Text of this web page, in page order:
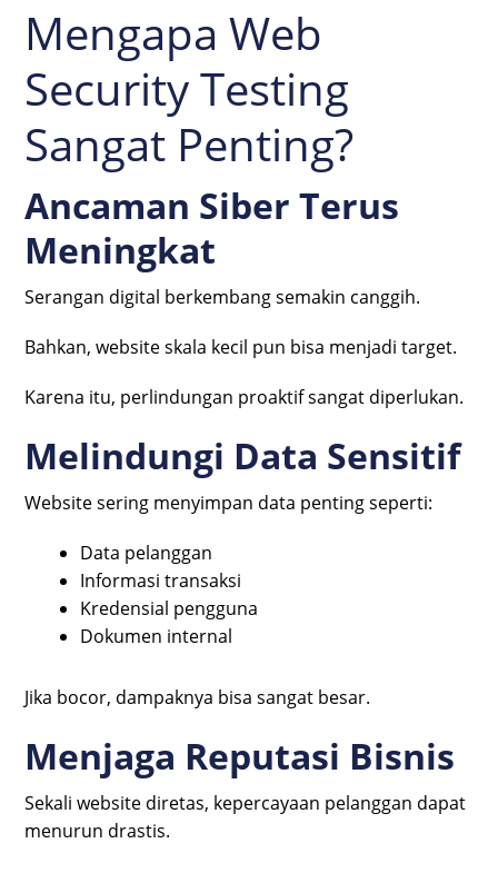
Mengapa Web
Security Testing
Sangat Penting?
Ancaman Siber Terus
Meningkat
Serangan digital berkembang semakin canggih.
Bahkan, website skala kecil pun bisa menjadi target.
Karena itu, perlindungan proaktif sangat diperlukan.
Melindungi Data Sensitif
Website sering menyimpan data penting seperti:
Data pelanggan
Informasi transaksi
Kredensial pengguna
Dokumen internal
Jika bocor, dampaknya bisa sangat besar.
Menjaga Reputasi Bisnis
Sekali website diretas, kepercayaan pelanggan dapat
menurun drastis.